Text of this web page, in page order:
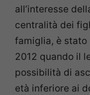
all’interesse
centralità dei
famiglia, è
2012 quando il
possibilità di
età inferiore ai